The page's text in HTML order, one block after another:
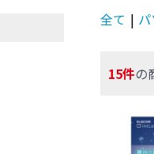
全て |
15件の